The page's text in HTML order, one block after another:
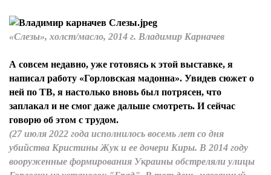
«Слезы», холст/масло, 2014 г. Владимир Карначев
А совсем недавно, уже готовясь к этой выставке, я
написал работу «Горловская мадонна». Увидев сюжет о
ней по ТВ, я настолько вновь был потрясен, что
заплакал и не смог даже дальше смотреть. И сейчас
говорю об этом с трудом.
(27 июля 2022 года исполнилось восемь лет со дня
убийства Кристины Жук и ее дочери Киры. В 2014 году
вооруженные формирования Украины обстреляли улицы